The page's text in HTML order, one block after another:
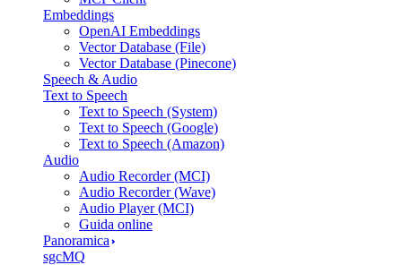
Embeddings
OpenAI Embeddings
Vector Database (File)
Vector Database (Pinecone)
Speech & Audio
Text to Speech
Text to Speech (System)
Text to Speech (Google)
Text to Speech (Amazon)
Audio
Audio Recorder (MCI)
Audio Recorder (Wave)
Audio Player (MCI)
Guida online
Panoramica
sgcMQ